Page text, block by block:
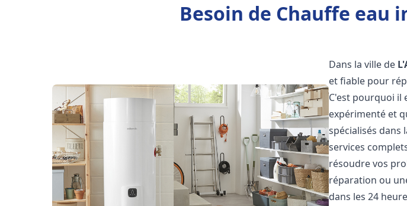
Besoin de Chauffe eau
Dans la ville de
et fiable pour
C'est pourquoi il
expérimenté et
spécialisés dans
services
résoudre vos
réparation ou
dans les 24